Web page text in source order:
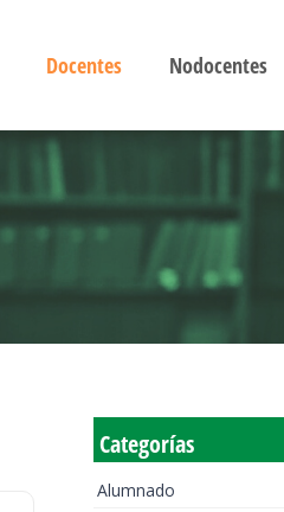
Docentes Nodocentes
Categorías
Alumnado